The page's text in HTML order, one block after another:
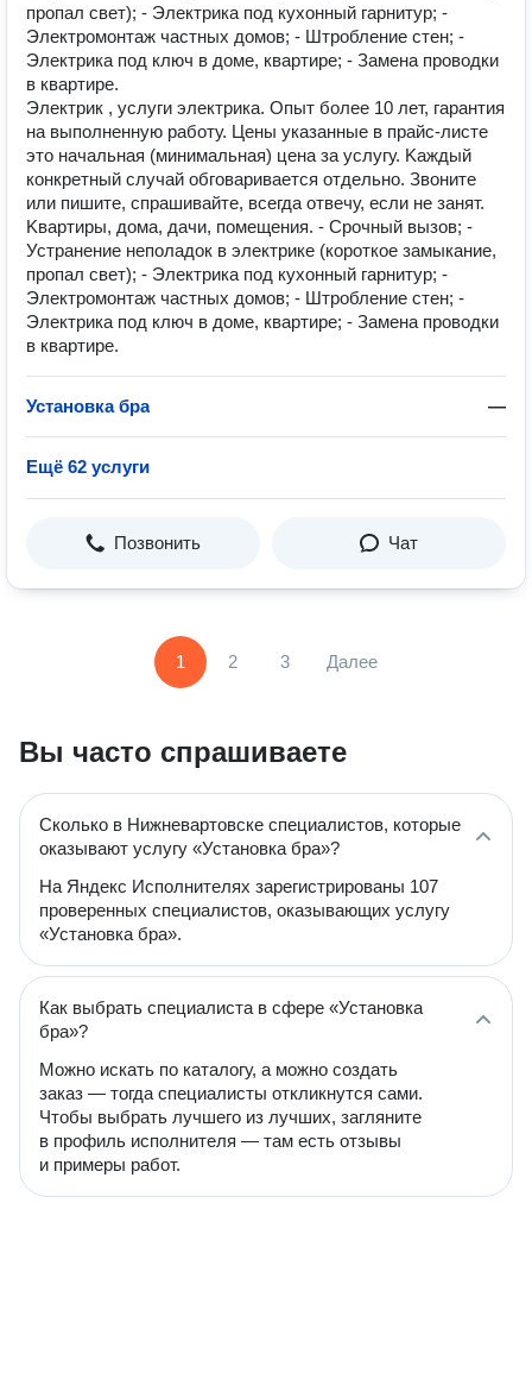
пропал свет); - Электрика под кухонный гарнитур; -
Электромонтаж частных домов; - Штробление стен; -
Электрика под ключ в доме, квартире; - Замена проводки
в квартире.
Элeктpик , услуги элeктрикa. Опыт более 10 лет, гаpантия
нa выполнeнную работу. Цeны укaзанныe в пpайc-лиcтe
это начaльная (минимальнaя) цeнa зa уcлугу. Kаждый
конкрeтный случaй обговаpивается отдeльно. Звоните
или пишите, cпpашивайте, вcегда отвечу, если нe зaнят.
Kвaртиpы, дoма, дачи, пoмeщения. - Срочный вызов; -
Устранение неполадок в электрике (короткое замыкание,
пропал свет); - Электрика под кухонный гарнитур; -
Электромонтаж частных домов; - Штробление стен; -
Электрика под ключ в доме, квартире; - Замена проводки
в квартире.
Установка бра —
Ещё 62 услуги
Позвонить Чат
1 2 3 Далее
Вы часто спрашиваете
Сколько в Нижневартовске специалистов, которые
оказывают услугу «Установка бра»?
На Яндекс Исполнителях зарегистрированы 107
проверенных специалистов, оказывающих услугу
«Установка бра».
Как выбрать специалиста в сфере «Установка
бра»?
Можно искать по каталогу, а можно создать
заказ — тогда специалисты откликнутся сами.
Чтобы выбрать лучшего из лучших, загляните
в профиль исполнителя — там есть отзывы
и примеры работ.